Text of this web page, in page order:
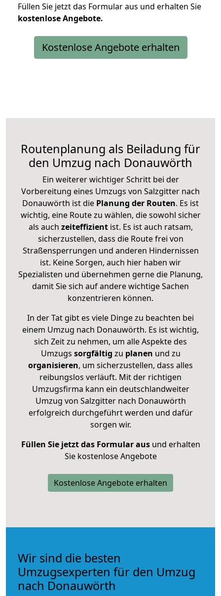
Füllen Sie jetzt das Formular aus und erhalten Sie
kostenloseAngebote.
Kostenlose Angebote erhalten
Routenplanung als Beiladung für
den Umzug nach Donauwörth
Ein weiterer wichtiger Schritt bei der
Vorbereitung eines Umzugs von Salzgitter nach
Donauwörth ist die Planung der Routen. Es ist
wichtig, eine Route zu wählen, die sowohl sicher
als auch zeiteffizientist. Es ist auch ratsam,
sicherzustellen, dass die Route frei von
Straßensperrungen und anderen Hindernissen
ist. Keine Sorgen, auch hier haben wir
Spezialisten und übernehmen gerne die Planung,
damit Sie sich auf andere wichtige Sachen
konzentrieren können.
In der Tat gibt es viele Dinge zu beachten bei
einem Umzug nach Donauwörth. Es ist wichtig,
sich Zeit zu nehmen, um alle Aspekte des
Umzugs sorgfältig zu planen und zu
organisieren, um sicherzustellen, dass alles
reibungslos verläuft. Mit der richtigen
Umzugsfirma kann ein deutschlandweiter
Umzug von Salzgitter nach Donauwörth
erfolgreich durchgeführt werden und dafür
sorgen wir.
Füllen Sie jetzt das Formular ausund erhalten
Sie kostenlose Angebote
Kostenlose Angebote erhalten
Wir sind die besten
Umzugsexperten für den Umzug
nach Donauwörth